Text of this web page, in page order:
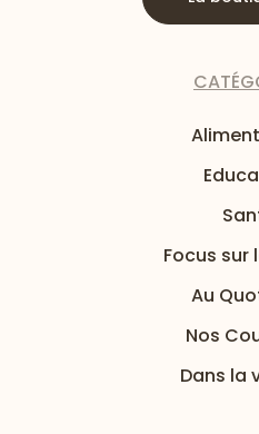
Focus sur
Au
Nos
Dans la